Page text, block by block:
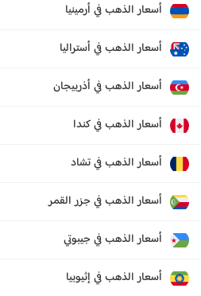
أسعار الذهب في أرمينيا
أسعار الذهب في أستراليا
أسعار الذهب في أذربيجان
أسعار الذهب في كندا
أسعار الذهب في تشاد
أسعار الذهب في جزر القمر
أسعار الذهب في جيبوتي
أسعار الذهب في إثيوبيا